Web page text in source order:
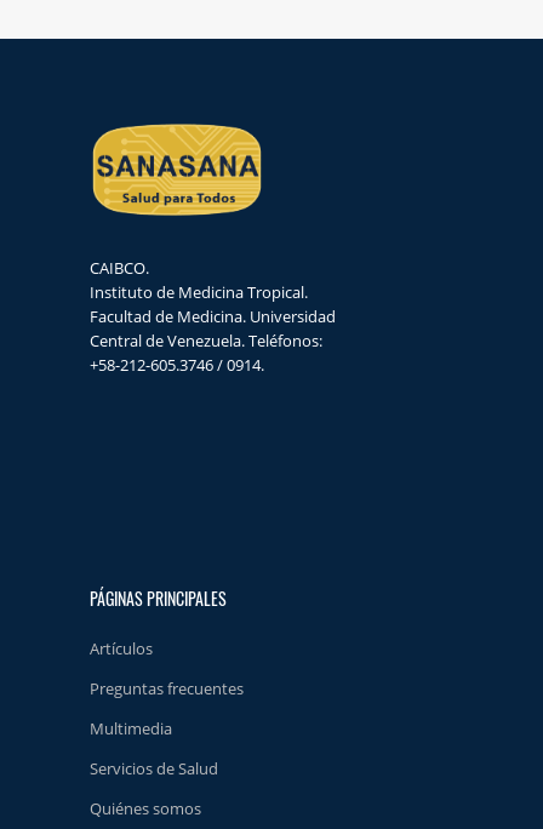
CAIBCO.
Instituto de Medicina Tropical.
Facultad de Medicina. Universidad
Central de Venezuela. Teléfonos:
+58-212-605.3746 / 0914.
PÁGINAS PRINCIPALES
Artículos
Preguntas frecuentes
Multimedia
Servicios de Salud
Quiénes somos